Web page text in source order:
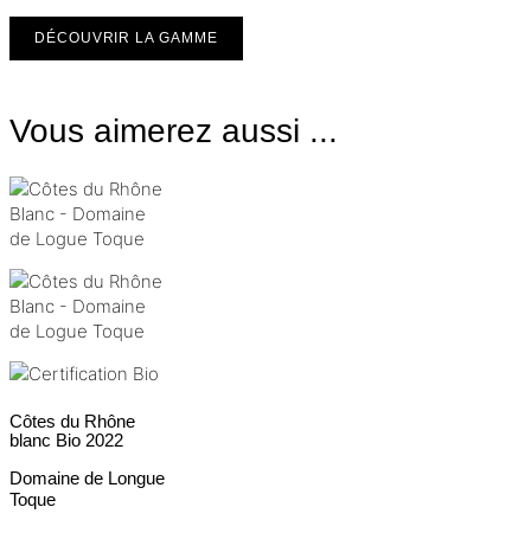
DÉCOUVRIR LA GAMME
Vous aimerez aussi ...
Côtes du Rhône
blanc Bio 2022
Domaine de Longue
Toque